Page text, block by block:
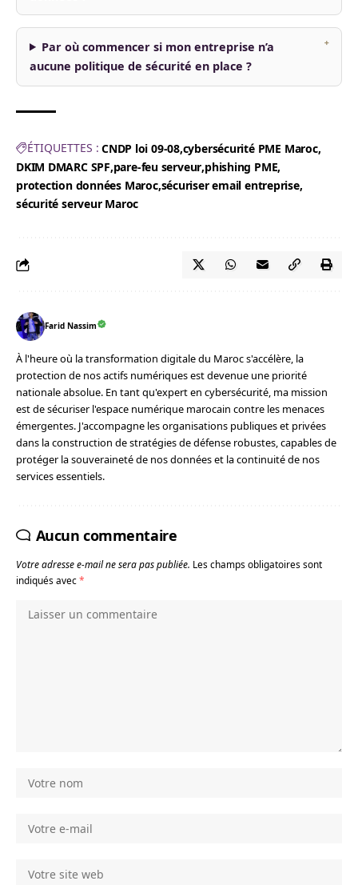
Par où commencer si mon entreprise n’a
aucune politique de sécurité en place ?
ÉTIQUETTES : CNDP loi 09-08 cybersécurité PME Maroc
DKIM DMARC SPF pare-feu serveur phishing PME
protection données Maroc sécuriser email entreprise
sécurité serveur Maroc
Farid Nassim
À l'heure où la transformation digitale du Maroc s'accélère, la
protection de nos actifs numériques est devenue une priorité
nationale absolue. En tant qu'expert en cybersécurité, ma mission
est de sécuriser l'espace numérique marocain contre les menaces
émergentes. J'accompagne les organisations publiques et privées
dans la construction de stratégies de défense robustes, capables de
protéger la souveraineté de nos données et la continuité de nos
services essentiels.
Aucun commentaire
Votre adresse e-mail ne sera pas publiée. Les champs obligatoires sont
indiqués avec*